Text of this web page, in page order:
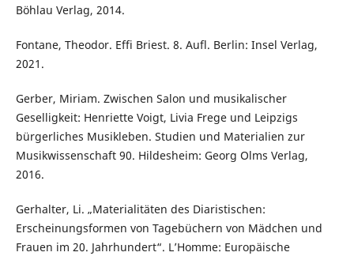
Böhlau Verlag, 2014.
Fontane, Theodor. Effi Briest. 8. Aufl. Berlin: Insel Verlag,
2021.
Gerber, Miriam. Zwischen Salon und musikalischer
Geselligkeit: Henriette Voigt, Livia Frege und Leipzigs
bürgerliches Musikleben. Studien und Materialien zur
Musikwissenschaft 90. Hildesheim: Georg Olms Verlag,
2016.
Gerhalter, Li. „Materialitäten des Diaristischen:
Erscheinungsformen von Tagebüchern von Mädchen und
Frauen im 20. Jahrhundert“. L’Homme: Europäische